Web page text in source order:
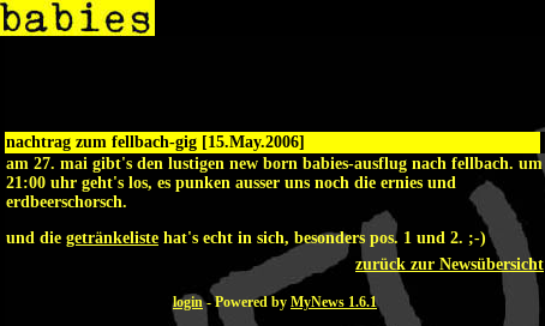
nachtrag zum fellbach-gig [15.May.2006]
am 27. mai gibt's den lustigen new born babies-ausflug nach fellbach. um
21:00 uhr geht's los, es punken ausser uns noch die ernies und
erdbeerschorsch.
und die getränkeliste hat's echt in sich, besonders pos. 1 und 2. ;-)
zurück zur Newsübersicht
login- Powered by MyNews 1.6.1